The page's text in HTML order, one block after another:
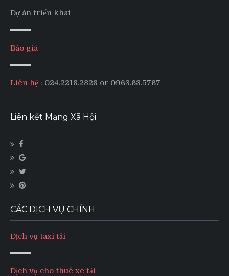
Dự án triển khai
Báo giá
Liên hệ : 024.2218.2828 or 0963.63.5767
Liên kết Mạng Xã Hội
CÁC DỊCH VỤ CHÍNH
Dịch vụ taxi tải
Dịch vụ cho thuê xe tải